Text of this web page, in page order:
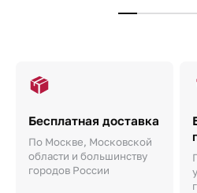
Бесплатная доставка
По Москве, Московской
области и большинству
городов России